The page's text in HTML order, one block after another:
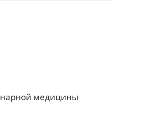
медицины